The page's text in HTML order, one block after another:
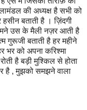
की अध्यक्ष है सभी को
बताती है । ज़िंदगी
उस के मैली नज़र आती है
गुरूजी बताती है हर महीने
को अपना करिश्मा
है बड़ी मुश्किल से होता
है , मुझको समझने वाला